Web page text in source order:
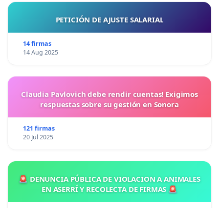
PETICIÓN DE AJUSTE SALARIAL
14 firmas
14 Aug 2025
Claudia Pavlovich debe rendir cuentas! Exigimos
respuestas sobre su gestión en Sonora
121 firmas
20 Jul 2025
🚨 DENUNCIA PÚBLICA DE VIOLACION A ANIMALES
EN ASERRÍ Y RECOLECTA DE FIRMAS 🚨